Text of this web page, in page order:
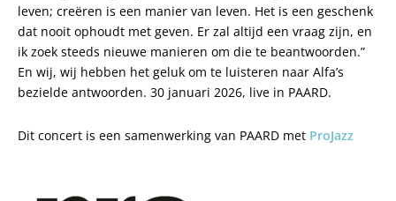
leven; creëren is een manier van leven. Het is een geschenk
dat nooit ophoudt met geven. Er zal altijd een vraag zijn, en
ik zoek steeds nieuwe manieren om die te beantwoorden.”
En wij, wij hebben het geluk om te luisteren naar Alfa’s
bezielde antwoorden. 30 januari 2026, live in PAARD.
Dit concert is een samenwerking van PAARD met ProJazz